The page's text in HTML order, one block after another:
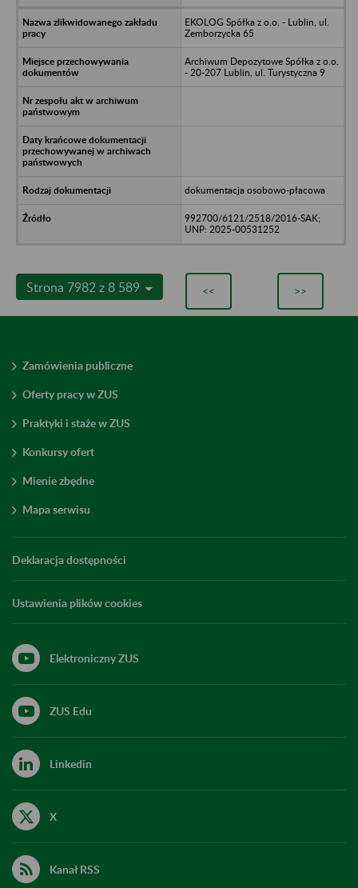
EKOLOG Spółka z o.o. - Lublin, ul.
Zemborzycka 65
Archiwum Depozytowe Spółka z o.o.
- 20-207 Lublin, ul. Turystyczna 9
dokumentacja osobowo-płacowa
992700/6121/2518/2016-SAK;
UNP: 2025-00531252
Strona 7982 z 8 589 << >>
Zamówienia publiczne
Oferty pracy w ZUS
Praktyki i staże w ZUS
Konkursy ofert
Mienie zbędne
Mapa serwisu
Deklaracja dostępności
Ustawienia plików cookies
Elektroniczny ZUS
ZUS Edu
Linkedin
X
Kanał RSS